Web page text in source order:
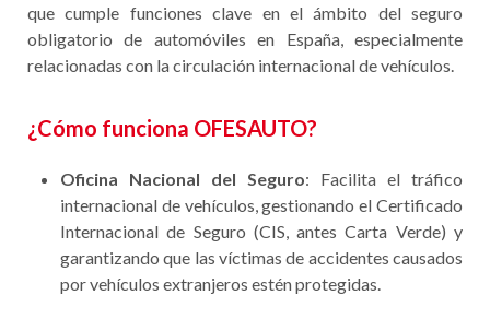
que cumple funciones clave en el ámbito del seguro
obligatorio de automóviles en España, especialmente
relacionadas con la circulación internacional de vehículos.
¿Cómo funciona OFESAUTO?
Oficina Nacional del Seguro: Facilita el tráfico
internacional de vehículos, gestionando el Certificado
Internacional de Seguro (CIS, antes Carta Verde) y
garantizando que las víctimas de accidentes causados
por vehículos extranjeros estén protegidas.